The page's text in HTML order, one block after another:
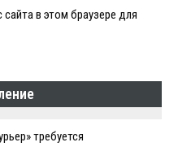
в этом браузере для
требуется